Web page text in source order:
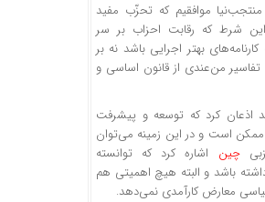
موافقیم که تحزّب مفید
شرط که رقابت احزاب بر سر
کارنامه‌های بهتر اجرایی باشد نه بر
من‌عندی از قانون اساسی و
اذعان کرد که توسعه و پیشرفت
است و در این زمینه می‌توان
چین اشاره کرد که توانسته
باشد و البته هیچ اهمیتی هم
معارض کارآمدی نمی‌دهد.